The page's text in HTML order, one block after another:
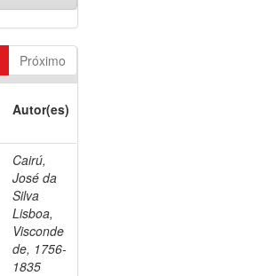
Próximo
Autor(es)
Cairú,
José da
Silva
Lisboa,
Visconde
de, 1756-
1835